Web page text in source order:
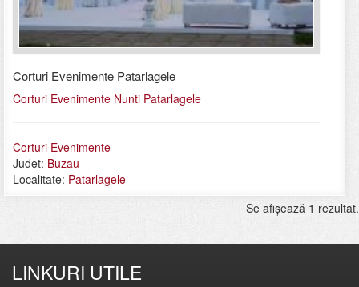
Corturi Evenimente Patarlagele
Corturi Evenimente Nunti Patarlagele
Corturi Evenimente
Judet: Buzau
Localitate: Patarlagele
Se afişează 1 rezultat.
LINKURI UTILE